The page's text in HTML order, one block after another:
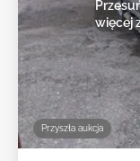
Przyszła aukcja
więcej